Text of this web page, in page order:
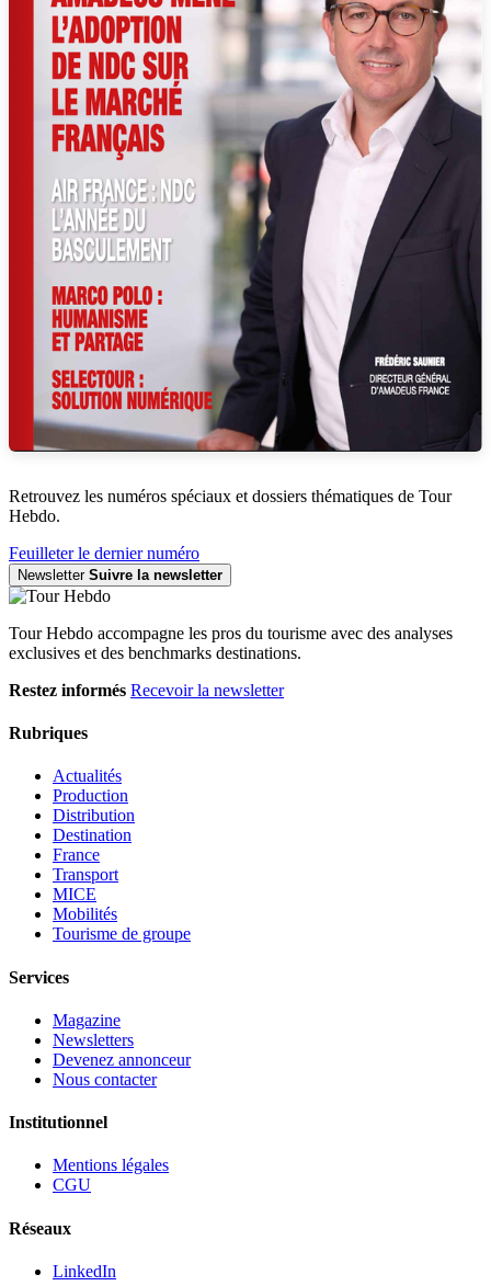
Retrouvez les numéros spéciaux et dossiers thématiques de Tour
Hebdo.
Feuilleter le dernier numéro
Newsletter Suivre la newsletter
Tour Hebdo accompagne les pros du tourisme avec des analyses
exclusives et des benchmarks destinations.
Restez informés Recevoir la newsletter
Rubriques
Actualités
Production
Distribution
Destination
France
Transport
MICE
Mobilités
Tourisme de groupe
Services
Magazine
Newsletters
Devenez annonceur
Nous contacter
Institutionnel
Mentions légales
CGU
Réseaux
LinkedIn